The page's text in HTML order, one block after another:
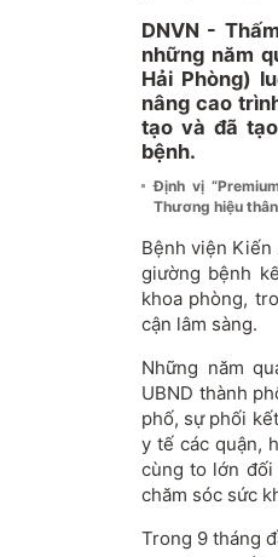
DNVN -
những năm
Hải Phòng)
nâng cao
tạo và đã
bệnh.
Định vị
Thương hiệu
Bệnh viện
giường bệnh
khoa phòng,
cận lâm sàng.
Những năm
UBND thành
phố, sự phối
y tế các quận,
cùng to lớn đối
chăm sóc sức
Trong 9 tháng